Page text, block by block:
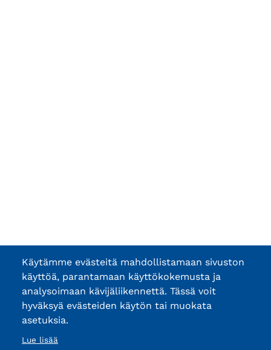
Käytämme evästeitä mahdollistamaan sivuston
käyttöä, parantamaan käyttökokemusta ja
analysoimaan kävijäliikennettä. Tässä voit
hyväksyä evästeiden käytön tai muokata
asetuksia.
Lue lisää